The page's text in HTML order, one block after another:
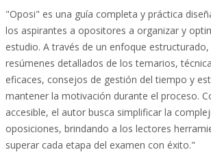
"Oposi" es una guía completa y práctica
los aspirantes a opositores a organizar y
estudio. A través de un enfoque
resúmenes detallados de los temarios,
eficaces, consejos de gestión del tiempo y
mantener la motivación durante el proceso.
accesible, el autor busca simplificar la
oposiciones, brindando a los lectores
superar cada etapa del examen con éxito."